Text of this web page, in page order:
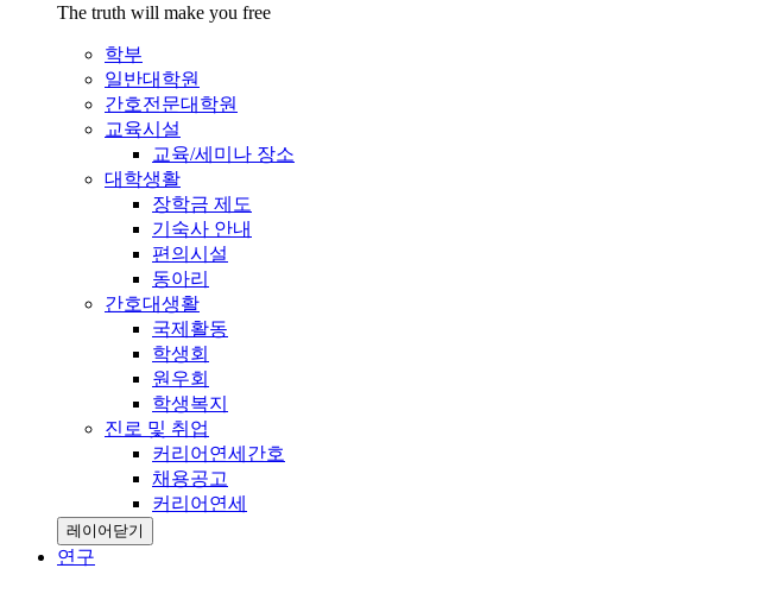
The truth will make you free
학부
일반대학원
간호전문대학원
교육시설
교육/세미나 장소
대학생활
장학금 제도
기숙사 안내
편의시설
동아리
간호대생활
국제활동
학생회
원우회
학생복지
진로 및 취업
커리어연세간호
채용공고
커리어연세
레이어닫기
연구